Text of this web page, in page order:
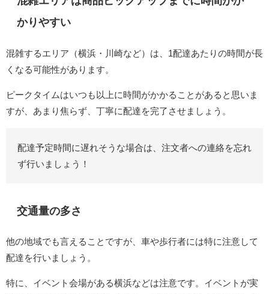
かりやすい
混雑するエリア（横浜・川崎など）は、1配達あたりの時間が長
くなる可能性があります。
ピークタイムはいつも以上に時間がかかることがあると思いま
すが、あまり焦らず、丁寧に配達を完了させましょう。
配達予定時間に遅れそうな場合は、注文者への連絡を忘れ
ず行いましょう！
交通量の多さ
他の地域でも言えることですが、車や歩行者には特に注意して
配達を行いましょう。
特に、イベント会場がある横浜などは注意です。イベントが実